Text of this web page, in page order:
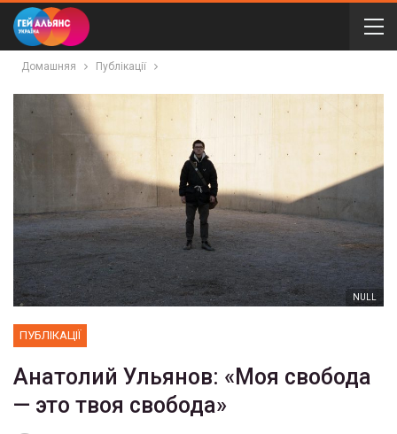
Домашняя Публікації
NULL
ПУБЛІКАЦІЇ
Анатолий Ульянов: «Моя свобода
— это твоя свобода»